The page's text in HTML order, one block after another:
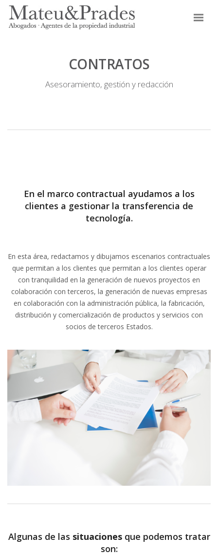
CONTRATOS
Asesoramiento, gestión y redacción
En el marco contractual ayudamos a los
clientes a gestionar la transferencia de
tecnología.
En esta área, redactamos y dibujamos escenarios contractuales
que permitan a los clientes que permitan a los clientes operar
con tranquilidad en la generación de nuevos proyectos en
colaboración con terceros, la generación de nuevas empresas
en colaboración con la administración pública, la fabricación,
distribución y comercialización de productos y servicios con
socios de terceros Estados.
Algunas de las situacionesque podemos tratar
son: